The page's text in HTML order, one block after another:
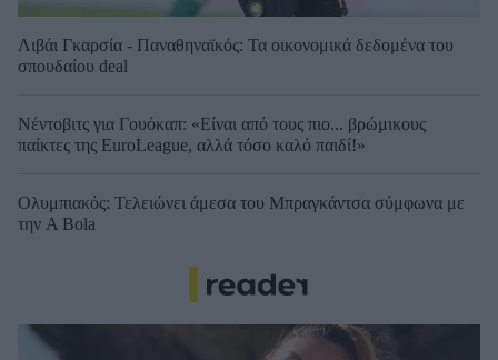
Λιβάι Γκαρσία - Παναθηναϊκός: Τα οικονομικά δεδομένα του
σπουδαίου deal
Νέντοβιτς για Γουόκαπ: «Είναι από τους πιο... βρώμικους
παίκτες της EuroLeague, αλλά τόσο καλό παιδί!»
Ολυμπιακός: Τελειώνει άμεσα του Μπραγκάντσα σύμφωνα με
την A Bola